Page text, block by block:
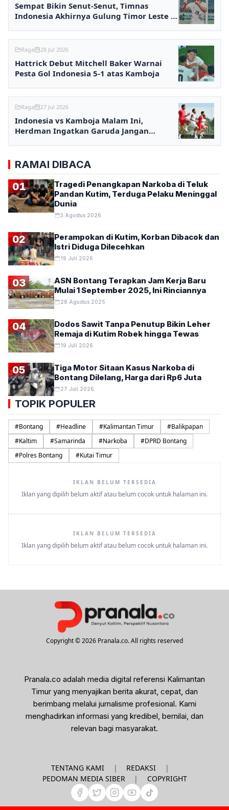
Sempat Bikin Senut-Senut, Timnas
Indonesia Akhirnya Gulung Timor Leste 3-
Raga 28 Jul 2026
Hattrick Debut Mitchell Baker Warnai
Pesta Gol Indonesia 5-1 atas Kamboja
Raga 27 Jul 2026
Indonesia vs Kamboja Malam Ini,
Herdman Ingatkan Garuda Jangan
RAMAI DIBACA
01
Tragedi Penangkapan Narkoba di Teluk
Pandan Kutim, Terduga Pelaku Meninggal
Dunia
3 Agustus 2026
02
Perampokan di Kutim, Korban Dibacok dan
Istri Diduga Dilecehkan
19 Juli 2026
03
ASN Bontang Terapkan Jam Kerja Baru
Mulai 1 September 2025, Ini Rinciannya
28 Agustus 2025
04
Dodos Sawit Tanpa Penutup Bikin Leher
Remaja di Kutim Robek hingga Tewas
19 Juli 2026
05
Tiga Motor Sitaan Kasus Narkoba di
Bontang Dilelang, Harga dari Rp6 Juta
27 Juli 2026
TOPIK POPULER
#Bontang #Headline #Kalimantan Timur #Balikpapan
#Kaltim #Samarinda #Narkoba #DPRD Bontang
#Polres Bontang #Kutai Timur
IKLAN BELUM TERSEDIA
Iklan yang dipilih belum aktif atau belum cocok untuk halaman ini.
IKLAN BELUM TERSEDIA
Iklan yang dipilih belum aktif atau belum cocok untuk halaman ini.
Copyright © 2026 Pranala.co. All rights reserved
Pranala.co adalah media digital referensi Kalimantan
Timur yang menyajikan berita akurat, cepat, dan
berimbang melalui jurnalisme profesional. Kami
menghadirkan informasi yang kredibel, bernilai, dan
relevan bagi masyarakat.
TENTANG KAMI | REDAKSI
|
PEDOMAN MEDIA SIBER
| COPYRIGHT